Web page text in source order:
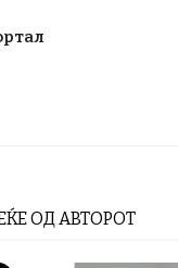
ОД АВТОРОТ